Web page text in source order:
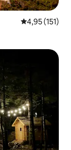
Classificação
4,95 (151)